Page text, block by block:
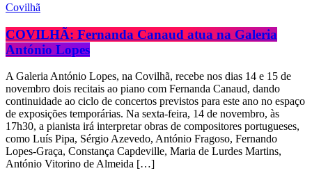
Covilhã
COVILHÃ: Fernanda Canaud atua na Galeria
António Lopes
A Galeria António Lopes, na Covilhã, recebe nos dias 14 e 15 de
novembro dois recitais ao piano com Fernanda Canaud, dando
continuidade ao ciclo de concertos previstos para este ano no espaço
de exposições temporárias. Na sexta-feira, 14 de novembro, às
17h30, a pianista irá interpretar obras de compositores portugueses,
como Luís Pipa, Sérgio Azevedo, António Fragoso, Fernando
Lopes-Graça, Constança Capdeville, Maria de Lurdes Martins,
António Vitorino de Almeida […]